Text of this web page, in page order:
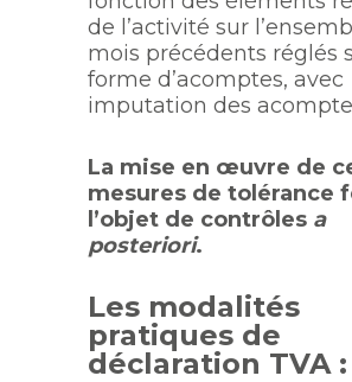
de l’activité sur
mois précédents réglés
forme d’acomptes, avec
imputation des
La mise en œuvre de
mesures de tolérance
l’objet de contrôles a
posteriori.
Les modalités
pratiques de
déclaration TVA :